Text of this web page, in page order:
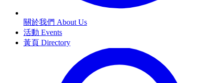
關於我們 About Us
活動 Events
黃頁 Directory